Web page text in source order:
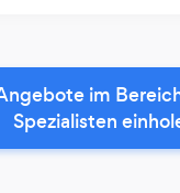
im
Spezialisten